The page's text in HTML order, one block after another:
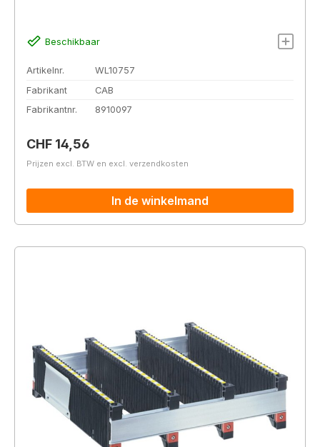
Beschikbaar
Artikelnr.
WL10757
Fabrikant
CAB
Fabrikantnr.
8910097
Normale prijs:
CHF 14,56
Prijzen excl. BTW en excl. verzendkosten
In de winkelmand